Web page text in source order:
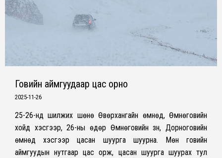
Говийн аймгуудаар цас орно
2025-11-26
25-26-нд шилжих шөнө Өвөрхангайн өмнөд, Өмнөговийн
хойд хэсгээр, 26-ны өдөр Өмнөговийн зүүн, Дорноговийн
өмнөд хэсгээр цасан шуурга шуурна. Мөн говийн
аймгуудын нутгаар цас орж, цасан шуурга шуурах тул